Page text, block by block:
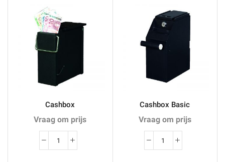
Cashbox
Vraag om prijs
Cashbox
Cashbox Basic
Vraag om prijs
Cashbox